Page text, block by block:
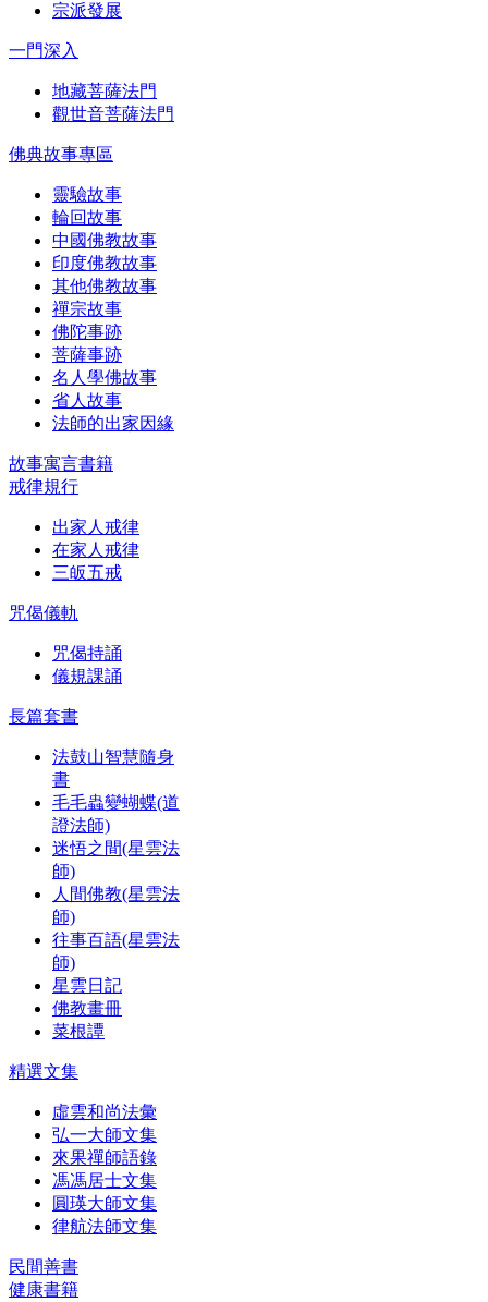
宗派發展
一門深入
地藏菩薩法門
觀世音菩薩法門
佛典故事專區
靈驗故事
輪回故事
中國佛教故事
印度佛教故事
其他佛教故事
禪宗故事
佛陀事跡
菩薩事跡
名人學佛故事
省人故事
法師的出家因緣
故事寓言書籍
戒律規行
出家人戒律
在家人戒律
三皈五戒
咒偈儀軌
咒偈持誦
儀規課誦
長篇套書
法鼓山智慧隨身
書
毛毛蟲變蝴蝶(道
證法師)
迷悟之間(星雲法
師)
人間佛教(星雲法
師)
往事百語(星雲法
師)
星雲日記
佛教畫冊
菜根譚
精選文集
虛雲和尚法彙
弘一大師文集
來果禪師語錄
馮馮居士文集
圓瑛大師文集
律航法師文集
民間善書
健康書籍